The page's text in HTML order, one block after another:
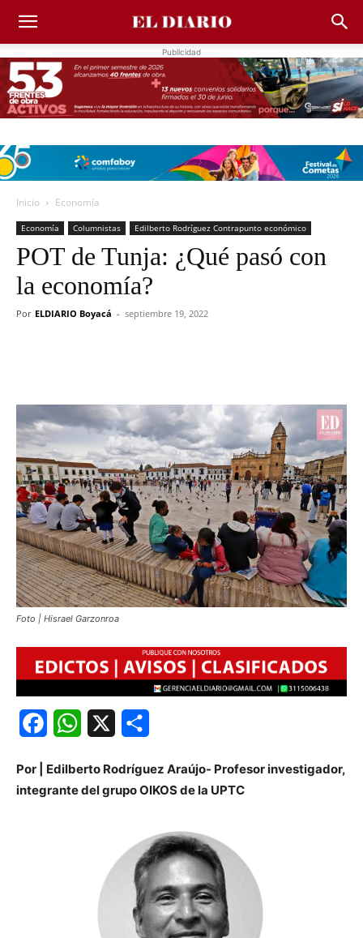
Publicidad
Inicio Economía
Economía Columnistas Edilberto Rodríguez Contrapunto económico
POT de Tunja: ¿Qué pasó con
la economía?
Por ELDIARIO Boyacá - septiembre 19, 2022
Foto | Hisrael Garzonroa
FacebookWhatsApp
Por | Edilberto Rodríguez Araújo- Profesor investigador,
integrante del grupo OIKOS de la UPTC